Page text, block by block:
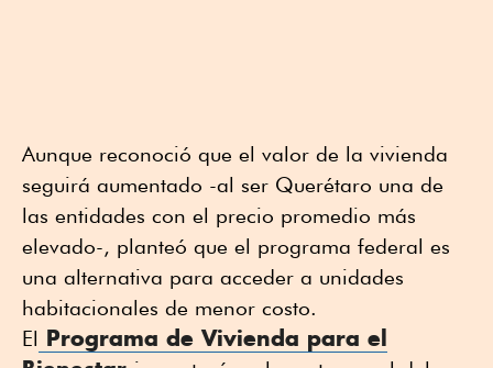
Aunque reconoció que el valor de la vivienda
seguirá aumentado -al ser Querétaro una de
las entidades con el precio promedio más
elevado-, planteó que el programa federal es
una alternativa para acceder a unidades
habitacionales de menor costo.
El Programa de Vivienda para el